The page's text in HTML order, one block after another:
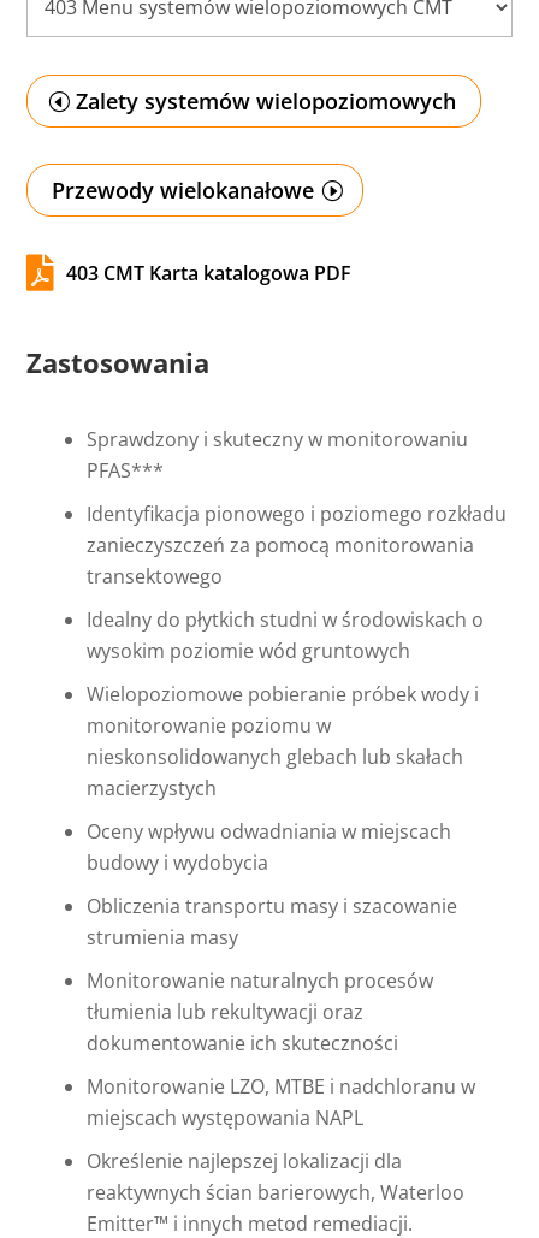
Zalety systemów wielopoziomowych
Przewody wielokanałowe
 403 CMT Karta katalogowa PDF
Zastosowania
Sprawdzony i skuteczny w monitorowaniu
PFAS***
Identyfikacja pionowego i poziomego rozkładu
zanieczyszczeń za pomocą monitorowania
transektowego
Idealny do płytkich studni w środowiskach o
wysokim poziomie wód gruntowych
Wielopoziomowe pobieranie próbek wody i
monitorowanie poziomu w
nieskonsolidowanych glebach lub skałach
macierzystych
Oceny wpływu odwadniania w miejscach
budowy i wydobycia
Obliczenia transportu masy i szacowanie
strumienia masy
Monitorowanie naturalnych procesów
tłumienia lub rekultywacji oraz
dokumentowanie ich skuteczności
Monitorowanie LZO, MTBE i nadchloranu w
miejscach występowania NAPL
Określenie najlepszej lokalizacji dla
reaktywnych ścian barierowych, Waterloo
Emitter™ i innych metod remediacji.